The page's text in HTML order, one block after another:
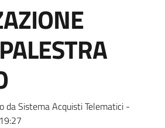
da Sistema Acquisti Telematici -